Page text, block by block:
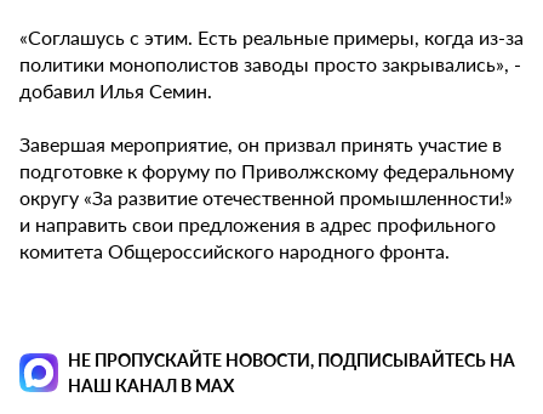
«Соглашусь с этим. Есть реальные примеры, когда из-за
политики монополистов заводы просто закрывались», -
добавил Илья Семин.
Завершая мероприятие, он призвал принять участие в
подготовке к форуму по Приволжскому федеральному
округу «За развитие отечественной промышленности!»
и направить свои предложения в адрес профильного
комитета Общероссийского народного фронта.
НЕ ПРОПУСКАЙТЕ НОВОСТИ, ПОДПИСЫВАЙТЕСЬ НА
НАШ КАНАЛ В MAX